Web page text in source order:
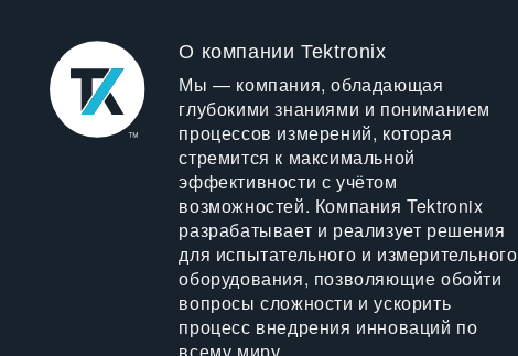
О компании Tektronix
Мы — компания, обладающая
глубокими знаниями и пониманием
процессов измерений, которая
стремится к максимальной
эффективности с учётом
возможностей. Компания Tektronix
разрабатывает и реализует решения
для испытательного и измерительного
оборудования, позволяющие обойти
вопросы сложности и ускорить
процесс внедрения инноваций по